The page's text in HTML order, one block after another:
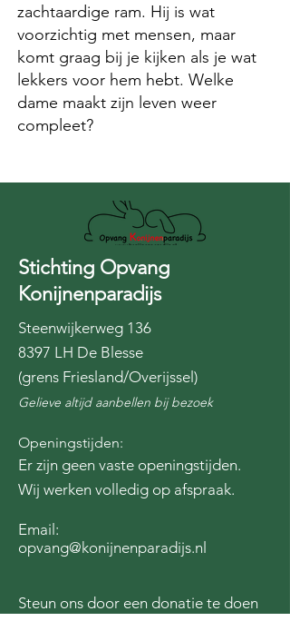
zachtaardige ram. Hij is wat
voorzichtig met mensen, maar
komt graag bij je kijken als je wat
lekkers voor hem hebt. Welke
dame maakt zijn leven weer
compleet?
Stichting Opvang
Konijnenparadijs
Steenwijkerweg 136
8397 LH De Blesse
(grens Friesland/Overijssel)
Gelieve altijd aanbellen bij bezoek
Openingstijden:
Er zijn geen vaste openingstijden.
Wij werken volledig op afspraak.
Email:
opvang@konijnenparadijs.nl
Steun ons door een donatie te doen